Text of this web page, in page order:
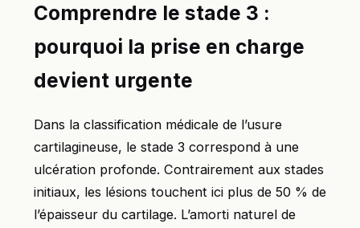
Comprendre le stade 3 :
pourquoi la prise en charge
devient urgente
Dans la classification médicale de l’usure
cartilagineuse, le stade 3 correspond à une
ulcération profonde. Contrairement aux stades
initiaux, les lésions touchent ici plus de 50 % de
l’épaisseur du cartilage. L’amorti naturel de